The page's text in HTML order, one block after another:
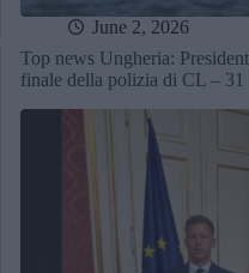
June 2, 2026
Top news Ungheria:
finale della polizia di CL – 31